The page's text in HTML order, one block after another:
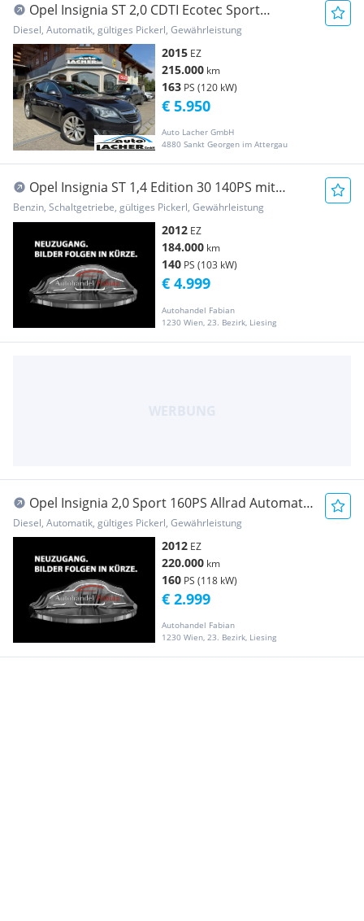
Opel Insignia ST 2,0 CDTI Ecotec Sport
Aut.*Pickerl ...
Diesel, Automatik, gültiges Pickerl, Gewährleistung
2015 EZ
215.000 km
163 PS (120 kW)
Auto Lacher GmbH
4880 Sankt Georgen im Attergau
€ 5.950
Opel Insignia ST 1,4 Edition 30 140PS mit
Pickerl Pa...
Benzin, Schaltgetriebe, gültiges Pickerl, Gewährleistung
2012 EZ
184.000 km
140 PS (103 kW)
Autohandel Fabian
1230 Wien, 23. Bezirk, Liesing
€ 4.999
Opel Insignia 2,0 Sport 160PS Allrad Automatik
Parkh...
Diesel, Automatik, gültiges Pickerl, Gewährleistung
2012 EZ
220.000 km
160 PS (118 kW)
Autohandel Fabian
1230 Wien, 23. Bezirk, Liesing
€ 2.999